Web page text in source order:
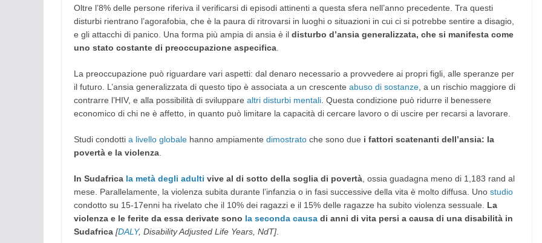
Oltre l’8% delle persone riferiva il verificarsi di episodi attinenti a questa sfera nell’anno precedente. Tra questi
disturbi rientrano l’agorafobia, che è la paura di ritrovarsi in luoghi o situazioni in cui ci si potrebbe sentire a disagio,
e gli attacchi di panico. Una forma più ampia di ansia è il disturbo d’ansia generalizzata, che si manifesta come
uno stato costante di preoccupazione aspecifica
La preoccupazione può riguardare vari aspetti: dal denaro necessario a provvedere ai propri figli, alle speranze per
il futuro. L’ansia generalizzata di questo tipo è associata a un crescente abuso di sostanze , a un rischio maggiore di
contrarre l’HIV, e alla possibilità di sviluppare altri disturbi mentali . Questa condizione può ridurre il benessere
economico di chi ne è affetto, in quanto può limitare la capacità di cercare lavoro o di uscire per recarsi a lavorare.
Studi condotti a livello globale hanno ampiamente dimostrato che sono due i fattori scatenanti dell’ansia: la
povertà e la violenza
In Sudafrica la metà degli adulti vive al di sotto della soglia di povertà , ossia guadagna meno di 1,183 rand al
mese. Parallelamente, la violenza subita durante l’infanzia o in fasi successive della vita è molto diffusa. Uno studio
condotto su 15-17enni ha rivelato che il 10% dei ragazzi e il 15% delle ragazze ha subito violenza sessuale. La
violenza e le ferite da essa derivate sono la seconda causa di anni di vita persi a causa di una disabilità in
Sudafrica [DALY, Disability Adjusted Life Years, NdT]